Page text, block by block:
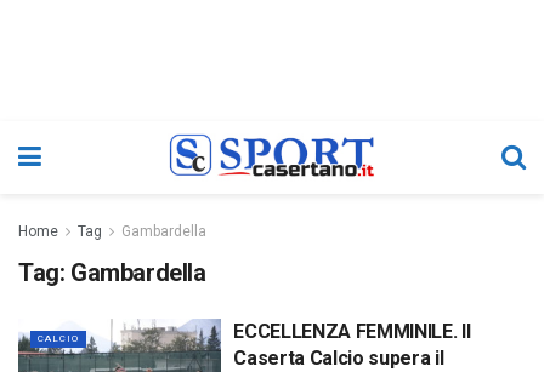
Home Tag Gambardella
Tag: Gambardella
CALCIO
ECCELLENZA FEMMINILE. Il
Caserta Calcio supera il